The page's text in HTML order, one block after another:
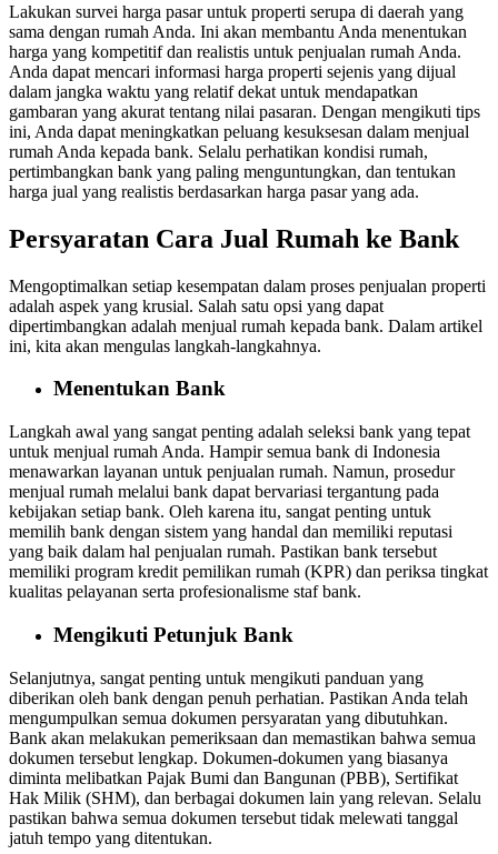
Lakukan survei harga pasar untuk properti serupa di daerah yang
sama dengan rumah Anda. Ini akan membantu Anda menentukan
harga yang kompetitif dan realistis untuk penjualan rumah Anda.
Anda dapat mencari informasi harga properti sejenis yang dijual
dalam jangka waktu yang relatif dekat untuk mendapatkan
gambaran yang akurat tentang nilai pasaran. Dengan mengikuti tips
ini, Anda dapat meningkatkan peluang kesuksesan dalam menjual
rumah Anda kepada bank. Selalu perhatikan kondisi rumah,
pertimbangkan bank yang paling menguntungkan, dan tentukan
harga jual yang realistis berdasarkan harga pasar yang ada.
Persyaratan Cara Jual Rumah ke Bank
Mengoptimalkan setiap kesempatan dalam proses penjualan properti
adalah aspek yang krusial. Salah satu opsi yang dapat
dipertimbangkan adalah menjual rumah kepada bank. Dalam artikel
ini, kita akan mengulas langkah-langkahnya.
Menentukan Bank
Langkah awal yang sangat penting adalah seleksi bank yang tepat
untuk menjual rumah Anda. Hampir semua bank di Indonesia
menawarkan layanan untuk penjualan rumah. Namun, prosedur
menjual rumah melalui bank dapat bervariasi tergantung pada
kebijakan setiap bank. Oleh karena itu, sangat penting untuk
memilih bank dengan sistem yang handal dan memiliki reputasi
yang baik dalam hal penjualan rumah. Pastikan bank tersebut
memiliki program kredit pemilikan rumah (KPR) dan periksa tingkat
kualitas pelayanan serta profesionalisme staf bank.
Mengikuti Petunjuk Bank
Selanjutnya, sangat penting untuk mengikuti panduan yang
diberikan oleh bank dengan penuh perhatian. Pastikan Anda telah
mengumpulkan semua dokumen persyaratan yang dibutuhkan.
Bank akan melakukan pemeriksaan dan memastikan bahwa semua
dokumen tersebut lengkap. Dokumen-dokumen yang biasanya
diminta melibatkan Pajak Bumi dan Bangunan (PBB), Sertifikat
Hak Milik (SHM), dan berbagai dokumen lain yang relevan. Selalu
pastikan bahwa semua dokumen tersebut tidak melewati tanggal
jatuh tempo yang ditentukan.